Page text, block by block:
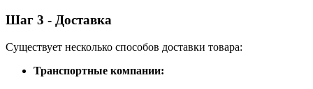
Шаг 3 - Доставка
Существует несколько способов доставки товара:
Транспортные компании: